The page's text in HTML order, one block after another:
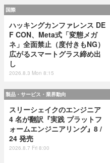
国際
ハッキングカンファレンス DE
F CON、Meta式「変態メガ
ネ」全面禁止（度付きもNG）
広がるスマートグラス締め出
し
2026.8.3 Mon 8:15
製品・サービス・業界動向
スリーシェイクのエンジニア
4 名が翻訳『実践 プラットフ
ォームエンジニアリング』8 /
24 発売
2026.8.7 Fri 8:00